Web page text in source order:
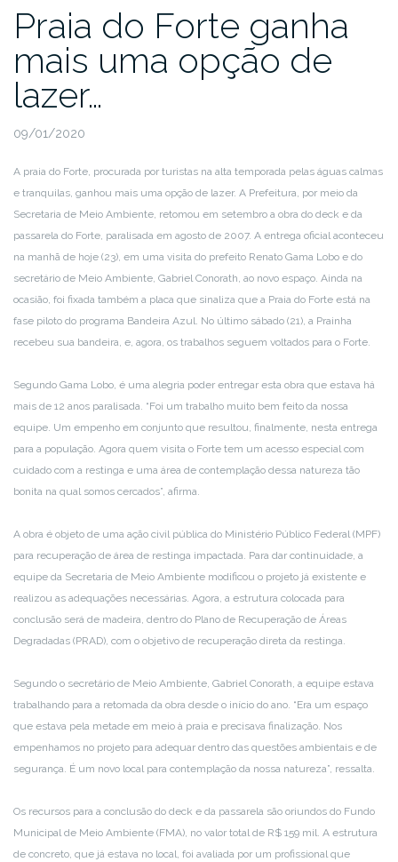
Praia do Forte ganha
mais uma opção de
lazer…
09/01/2020
A praia do Forte, procurada por turistas na alta temporada pelas águas calmas
e tranquilas, ganhou mais uma opção de lazer. A Prefeitura, por meio da
Secretaria de Meio Ambiente, retomou em setembro a obra do deck e da
passarela do Forte, paralisada em agosto de 2007. A entrega oficial aconteceu
na manhã de hoje (23), em uma visita do prefeito Renato Gama Lobo e do
secretário de Meio Ambiente, Gabriel Conorath, ao novo espaço. Ainda na
ocasião, foi fixada também a placa que sinaliza que a Praia do Forte está na
fase piloto do programa Bandeira Azul. No último sábado (21), a Prainha
recebeu sua bandeira, e, agora, os trabalhos seguem voltados para o Forte.
Segundo Gama Lobo, é uma alegria poder entregar esta obra que estava há
mais de 12 anos paralisada. “Foi um trabalho muito bem feito da nossa
equipe. Um empenho em conjunto que resultou, finalmente, nesta entrega
para a população. Agora quem visita o Forte tem um acesso especial com
cuidado com a restinga e uma área de contemplação dessa natureza tão
bonita na qual somos cercados”, afirma.
A obra é objeto de uma ação civil pública do Ministério Público Federal (MPF)
para recuperação de área de restinga impactada. Para dar continuidade, a
equipe da Secretaria de Meio Ambiente modificou o projeto já existente e
realizou as adequações necessárias. Agora, a estrutura colocada para
conclusão será de madeira, dentro do Plano de Recuperação de Áreas
Degradadas (PRAD), com o objetivo de recuperação direta da restinga.
Segundo o secretário de Meio Ambiente, Gabriel Conorath, a equipe estava
trabalhando para a retomada da obra desde o início do ano. “Era um espaço
que estava pela metade em meio à praia e precisava finalização. Nos
empenhamos no projeto para adequar dentro das questões ambientais e de
segurança. É um novo local para contemplação da nossa natureza”, ressalta.
Os recursos para a conclusão do deck e da passarela são oriundos do Fundo
Municipal de Meio Ambiente (FMA), no valor total de R$ 159 mil. A estrutura
de concreto, que já estava no local, foi avaliada por um profissional que